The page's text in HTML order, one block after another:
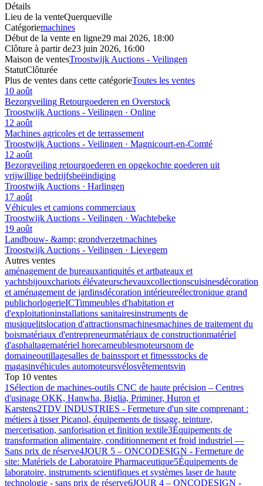
Détails
Lieu de la venteQuerqueville
Catégoriemachines
Début de la vente en ligne29 mai 2026, 18:00
Clôture à partir de23 juin 2026, 16:00
Maison de ventesTroostwijk Auctions - Veilingen
StatutClôturée
Plus de ventes dans cette catégorieToutes les ventes
10 août
Bezorgveiling Retourgoederen en Overstock
Troostwijk Auctions - Veilingen · Online
12 août
Machines agricoles et de terrassement
Troostwijk Auctions - Veilingen · Magnicourt-en-Comté
12 août
Bezorgveiling retourgoederen en opgekochte goederen uit
vrijwillige bedrijfsbeëindiging
Troostwijk Auctions · Harlingen
17 août
Véhicules et camions commerciaux
Troostwijk Auctions - Veilingen · Wachtebeke
19 août
Landbouw- &amp; grondverzetmachines
Troostwijk Auctions - Veilingen · Lievegem
Autres ventes
aménagement de bureauxantiquités et artbateaux et
yachtsbijouxchariots élévateurschevauxcollectionscuisinesdécoration
et aménagement de jardinsdécoration intérieureélectronique grand
publichorlogerieICTimmeubles d'habitation et
d'exploitationinstallations sanitairesinstruments de
musiquelitslocation d'attractionsmachinesmachines de traitement du
boismatériaux d'entrepreneurmatériaux de constructionmatériel
d'asphaltagematériel horecameublesmoteursnom de
domaineoutillagesalles de bainssport et fitnessstocks de
magasinvéhicules automoteursvélosvêtementsvin
Top 10 ventes
1 Sélection de machines-outils CNC de haute précision – Centres
d'usinage OKK, Hanwha, Biglia, Priminer, Huron et
Karstens2TDV INDUSTRIES - Fermeture d'un site comprenant :
métiers à tisser Picanol, équipements de tissage, teinture,
mercerisation, sanforisation et finition textile3Équipements de
transformation alimentaire, conditionnement et froid industriel —
Sans prix de réserve4JOUR 5 – ONCODESIGN - Fermeture de
site: Matériels de Laboratoire Pharmaceutique5Équipements de
laboratoire, instruments scientifiques et systèmes laser de haute
technologie - sans prix de réserve6JOUR 4 – ONCODESIGN -